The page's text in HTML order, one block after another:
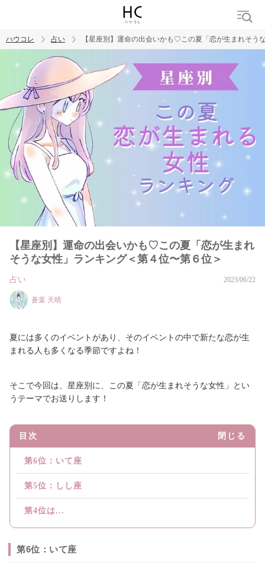
トレンド ワード
ハウコレ 占い 【星座別】運命の出会いかも♡この夏「恋が生まれそう
【星座別】運命の出会いかも♡この夏「恋が生まれ
そうな女性」ランキング＜第４位〜第６位＞
占い 2023/06/22
蒼葉 天晴
夏には多くのイベントがあり、そのイベントの中で新たな恋が生
まれる人も多くなる季節ですよね！
そこで今回は、星座別に、この夏「恋が生まれそうな女性」とい
うテーマでお送りします！
目次 閉じる
第6位：いて座
第5位：しし座
第4位は...
第6位：いて座